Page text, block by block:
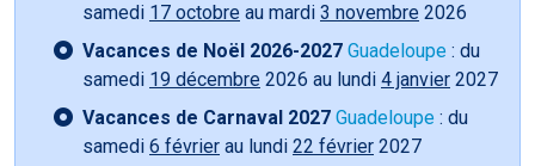
samedi 17 octobre au mardi 3 novembre 2026
Vacances de Noël 2026-2027 Guadeloupe : du
samedi 19 décembre 2026 au lundi 4 janvier 2027
Vacances de Carnaval 2027 Guadeloupe : du
samedi 6 février au lundi 22 février 2027